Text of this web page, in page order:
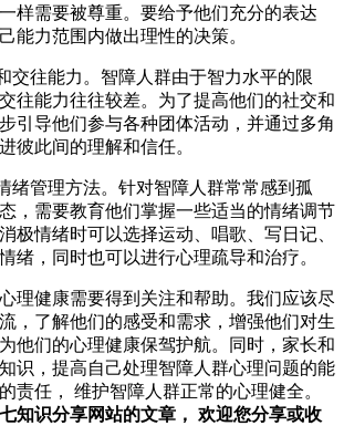
样需要被尊重。要给予他们充分的表达
能力范围内做出理性的决策。
交往能力。智障人群由于智力水平的限
往能力往往较差。为了提高他们的社交和
引导他们参与各种团体活动，并通过多角
彼此间的理解和信任。
绪管理方法。针对智障人群常常感到孤
，需要教育他们掌握一些适当的情绪调节
极情绪时可以选择运动、唱歌、写日记、
绪，同时也可以进行心理疏导和治疗。
理健康需要得到关注和帮助。我们应该尽
，了解他们的感受和需求，增强他们对生
他们的心理健康保驾护航。同时，家长和
识，提高自己处理智障人群心理问题的能
责任， 维护智障人群正常的心理健全。
知识分享网站的文章， 欢迎您分享或收